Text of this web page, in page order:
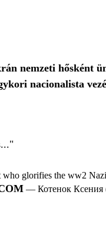
nemzeti hősként
nacionalista
glorifies the ww2
— Котенок Ксения